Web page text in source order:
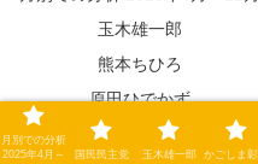
玉木雄一郎
熊本ちひろ
原田ひでかず
© 2025 国民民主
月別での分析
2025年4月～
国民民主党 玉木雄一郎 かごしま